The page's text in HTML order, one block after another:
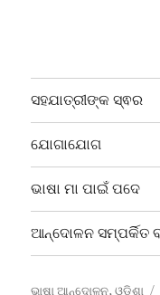
ସହଯାତ୍ରୀଙ୍କ ସ୍ଵର
ଯୋଗାଯୋଗ
ଭାଷା ମା ପାଇଁ ପଦେ
ଆନ୍ଦୋଳନ ସମ୍ପର୍କିତ
ଭାଷା ଆନ୍ଦୋଳନ, ଓଡ଼ିଶା